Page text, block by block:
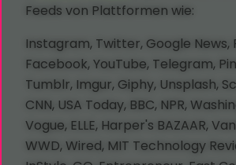
Feeds von Plattformen wie:
Instagram, Twitter, Google News,
Facebook, YouTube, Telegram,
Tumblr, Imgur, Giphy, Unsplash,
CNN, USA Today, BBC, NPR,
Vogue, ELLE, Harper's BAZAAR,
WWD, Wired, MIT Technology